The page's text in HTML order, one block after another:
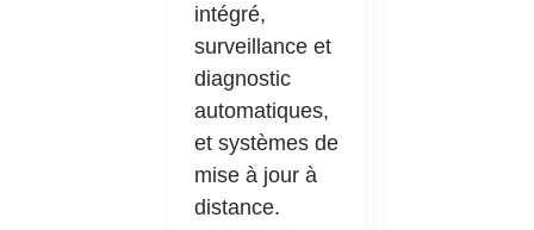
intégré,
surveillance et
diagnostic
automatiques,
et systèmes de
mise à jour à
distance.